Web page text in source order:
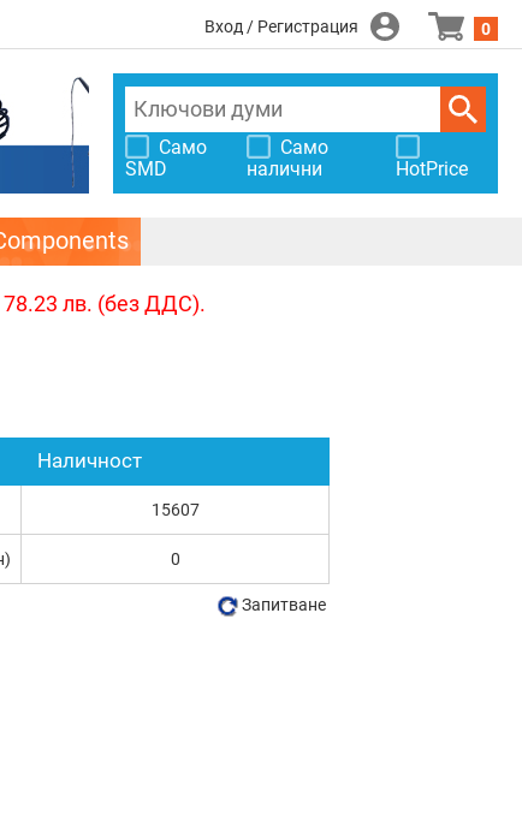
Вход / Регистрация 0
Само
SMD
Само
налични
HotPrice
78.23 лв. (без ДДС).
Наличност
15607
0
Запитване